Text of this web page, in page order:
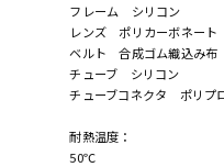
フレーム シリコン
レンズ ポリカーボネート
ベルト 合成ゴム織込み布
チューブ シリコン
チューブコネクタ ポリプ
耐熱温度：
50℃